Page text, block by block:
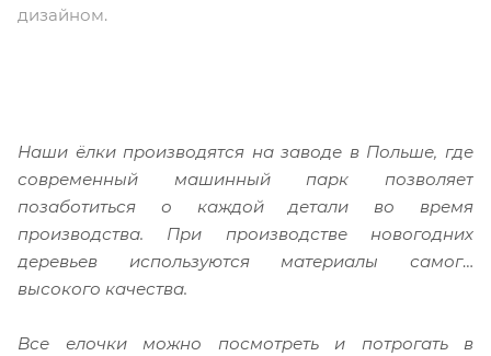
дизайном.
Наши ёлки производятся на заводе в Польше, где
современный машинный парк позволяет
позаботиться о каждой детали во время
производства. При производстве новогодних
деревьев используются материалы самого
высокого качества.
Все елочки можно посмотреть и потрогать в